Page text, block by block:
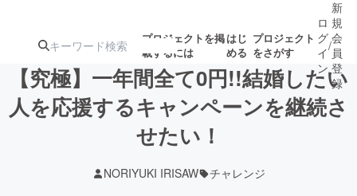
プロジェクトを掲
載するには
はじ
める
プロジェクト
をさがす
注目の新着プロ 募集終了が近いプ
ロ
グ
イ
ン
/
新
規
会
員
登
録
【究極】一年間全て0円!!結婚したい
人を応援するキャンペーンを継続さ
せたい！
NORIYUKI IRISAW チャレンジ